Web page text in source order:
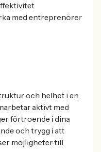
med entreprenörer
och helhet i en
aktivt med
förtroende i dina
och trygg i att
möjligheter till